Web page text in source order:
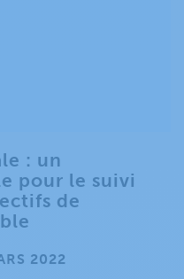
: un
pour le suivi
de
2022